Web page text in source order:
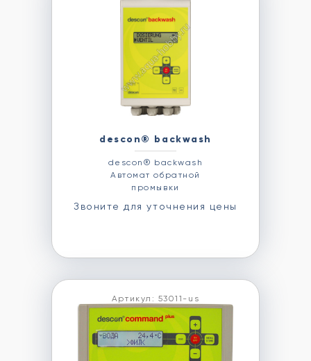
descon® backwash
descon® backwash
Автомат обратной
промывки
Звоните для уточнения цены
Артикул: 53011-us